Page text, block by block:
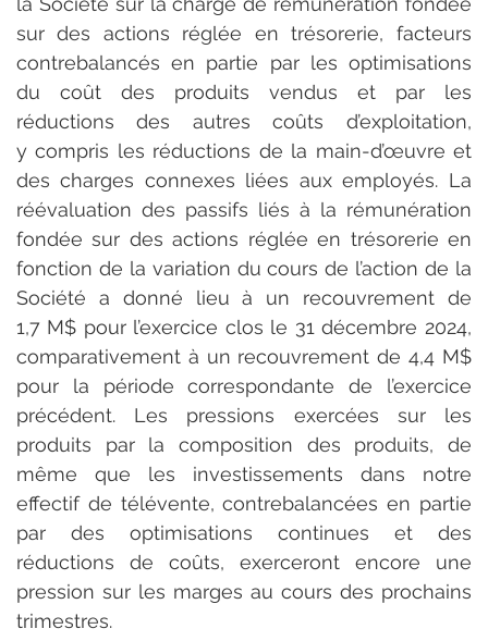
sur des actions réglée en trésorerie, facteurs
contrebalancés en partie par les optimisations
du coût des produits vendus et par les
réductions des autres coûts d’exploitation,
y compris les réductions de la main-d’œuvre et
des charges connexes liées aux employés. La
réévaluation des passifs liés à la rémunération
fondée sur des actions réglée en trésorerie en
fonction de la variation du cours de l’action de la
Société a donné lieu à un recouvrement de
1,7 M$ pour l’exercice clos le 31 décembre 2024,
comparativement à un recouvrement de 4,4 M$
pour la période correspondante de l’exercice
précédent. Les pressions exercées sur les
produits par la composition des produits, de
même que les investissements dans notre
effectif de télévente, contrebalancées en partie
par des optimisations continues et des
réductions de coûts, exerceront encore une
pression sur les marges au cours des prochains
trimestres.